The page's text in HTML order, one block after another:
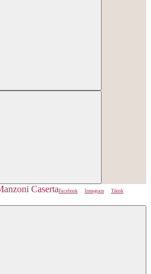
Facebook Instagram
Tiktok